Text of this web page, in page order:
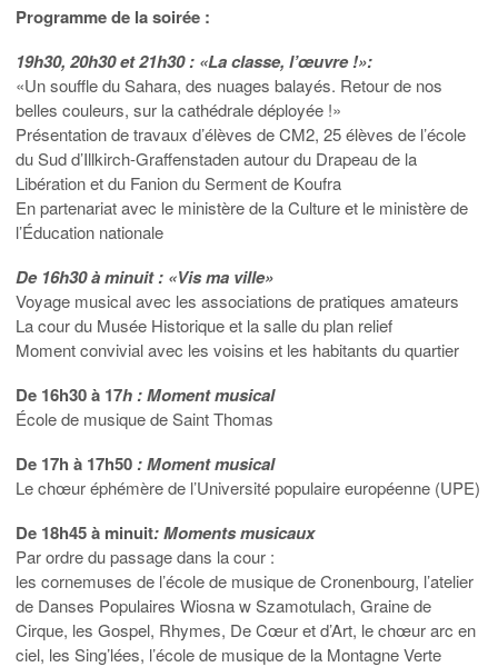
Programme de la soirée :
19h30, 20h30 et 21h30 : «La classe, l’œuvre !»:
«Un souffle du Sahara, des nuages balayés. Retour de nos
belles couleurs, sur la cathédrale déployée !»
Présentation de travaux d’élèves de CM2, 25 élèves de l’école
du Sud d’Illkirch-Graffenstaden autour du Drapeau de la
Libération et du Fanion du Serment de Koufra
En partenariat avec le ministère de la Culture et le ministère de
l’Éducation nationale
De 16h30 à minuit : «Vis ma ville»
Voyage musical avec les associations de pratiques amateurs
La cour du Musée Historique et la salle du plan relief
Moment convivial avec les voisins et les habitants du quartier
De 16h30 à 17h: Moment musical
École de musique de Saint Thomas
De 17h à 17h50: Moment musical
Le chœur éphémère de l’Université populaire européenne (UPE)
De 18h45 à minuit: Moments musicaux
Par ordre du passage dans la cour :
les cornemuses de l’école de musique de Cronenbourg, l’atelier
de Danses Populaires Wiosna w Szamotulach, Graine de
Cirque, les Gospel, Rhymes, De Cœur et d’Art, le chœur arc en
ciel, les Sing’lées, l’école de musique de la Montagne Verte